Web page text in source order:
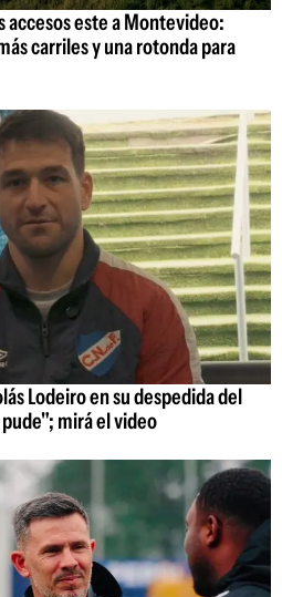
accesos este a Montevideo:
carriles y una rotonda para
Lodeiro en su despedida del
mirá el video